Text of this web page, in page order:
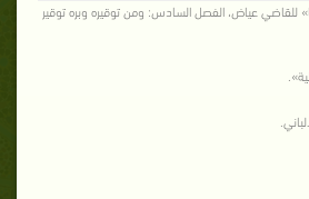
للقاضي عياض، الفصل السادس: ومن توقيره وبره توقير